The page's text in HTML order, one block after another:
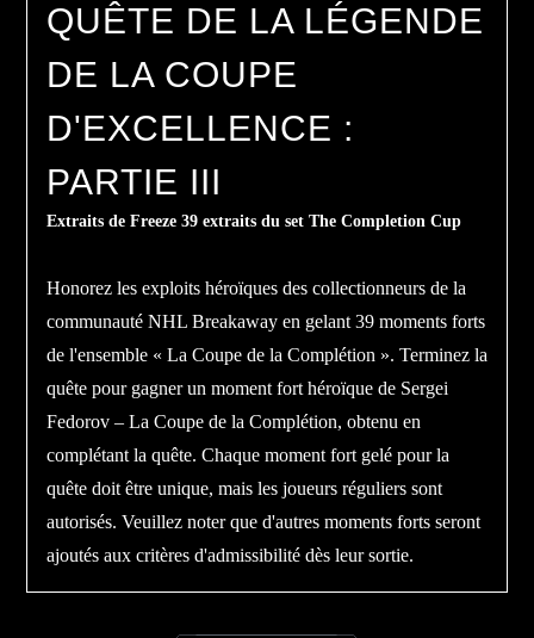
QUÊTE DE LA LÉGENDE
DE LA COUPE
D'EXCELLENCE :
PARTIE III
Extraits de Freeze 39 extraits du set The Completion Cup
Honorez les exploits héroïques des collectionneurs de la
communauté NHL Breakaway en gelant 39 moments forts
de l'ensemble « La Coupe de la Complétion ». Terminez la
quête pour gagner un moment fort héroïque de Sergei
Fedorov – La Coupe de la Complétion, obtenu en
complétant la quête. Chaque moment fort gelé pour la
quête doit être unique, mais les joueurs réguliers sont
autorisés. Veuillez noter que d'autres moments forts seront
ajoutés aux critères d'admissibilité dès leur sortie.